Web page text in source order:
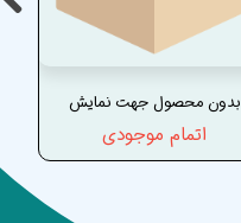
بدون محصول جهت نمایش
اتمام موجودی